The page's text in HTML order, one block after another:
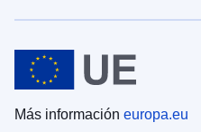
Más información europa.eu